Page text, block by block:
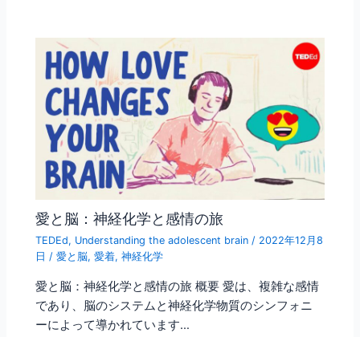
愛と脳：神経化学と感情の旅
TEDEd, Understanding the adolescent brain / 2022年12月8
日/愛と脳,愛着,神経化学
愛と脳：神経化学と感情の旅 概要 愛は、複雑な感情
であり、脳のシステムと神経化学物質のシンフォニ
ーによって導かれています…